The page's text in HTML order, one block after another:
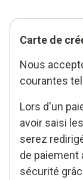
Carte de
Nous
courantes
Lors d'un
avoir saisi
serez
de paiement
sécurité